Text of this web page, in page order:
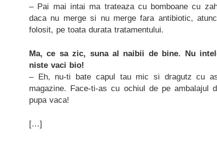
– Pai mai intai ma trateaza cu bomboane cu
daca nu merge si nu merge fara antibiotic,
folosit, pe toata durata tratamentului.
Ma, ce sa zic, suna al naibii de bine. Nu
niste vaci bio!
– Eh, nu-ti bate capul tau mic si dragutz cu
magazine. Face-ti-as cu ochiul de pe ambalajul
pupa vaca!
[…]